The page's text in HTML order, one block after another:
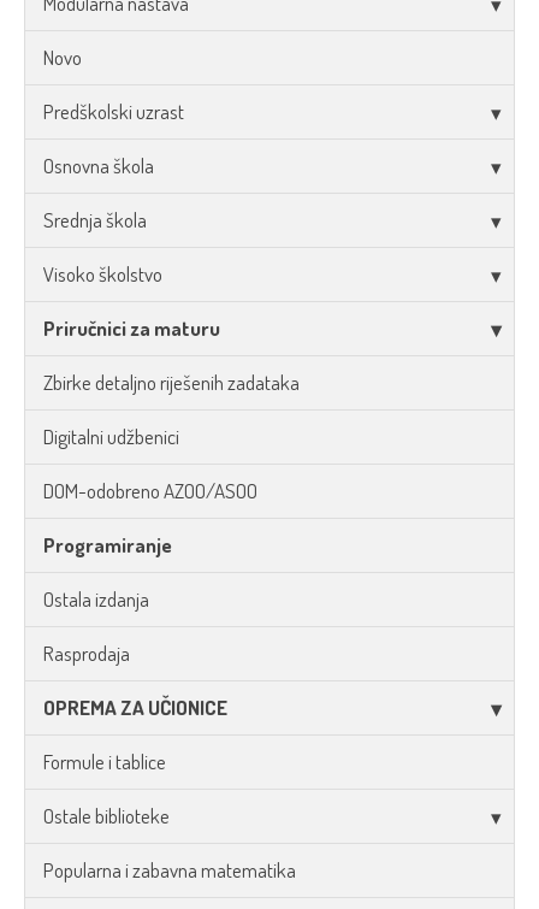
Novo
Predškolski uzrast
Osnovna škola
Srednja škola
Visoko školstvo
Priručnici za maturu
Zbirke detaljno riješenih zadataka
Digitalni udžbenici
DOM-odobreno AZOO/ASOO
Programiranje
Ostala izdanja
Rasprodaja
OPREMA ZA UČIONICE
Formule i tablice
Ostale biblioteke
Popularna i zabavna matematika